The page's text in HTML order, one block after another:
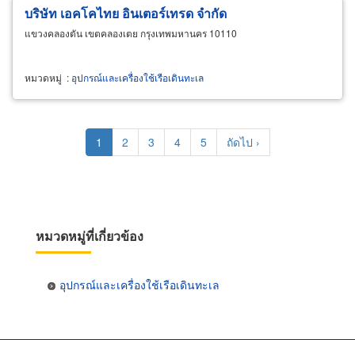
บริษัท เอคโคไทย อินเตอร์เทรด จำกัด
แขวงคลองตัน เขตคลองเตย กรุงเทพมหานคร 10110
หมวดหมู่ : อุปกรณ์และเครื่องใช้เรือเดินทะเล
Pagination Current
page
1 Page
2 Page
3 Page
4 Page
5
Next
page
ถัดไป ›
หมวดหมู่ที่เกี่ยวข้อง
อุปกรณ์และเครื่องใช้เรือเดินทะเล